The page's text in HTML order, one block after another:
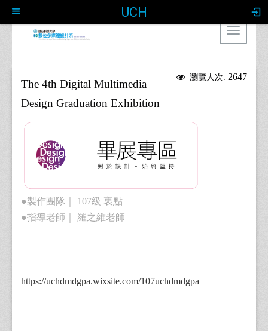
UCH
Toggle
瀏覽人次: 2647
The 4th Digital Multimedia
Design Graduation Exhibition
●製作團隊｜ 107級 衷點
●指導老師｜ 羅之維老師
https://uchdmdgpa.wixsite.com/107uchdmdgpa